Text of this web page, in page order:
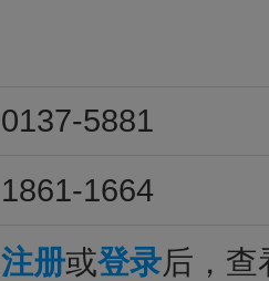
0137-5881
1861-1664
注册或登录后，查